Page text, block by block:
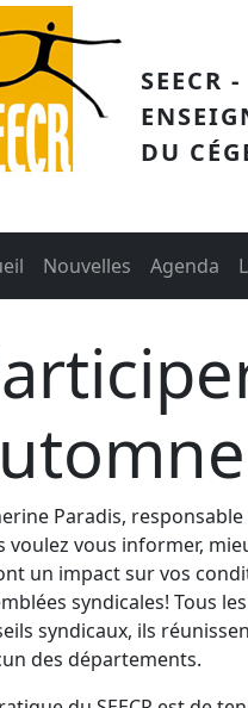
SEECR
DU
menuNouvelles Agenda
Paradis,
voulez vous informer,
un impact sur vos
syndicales! Tous
syndicaux, ils
des départements.